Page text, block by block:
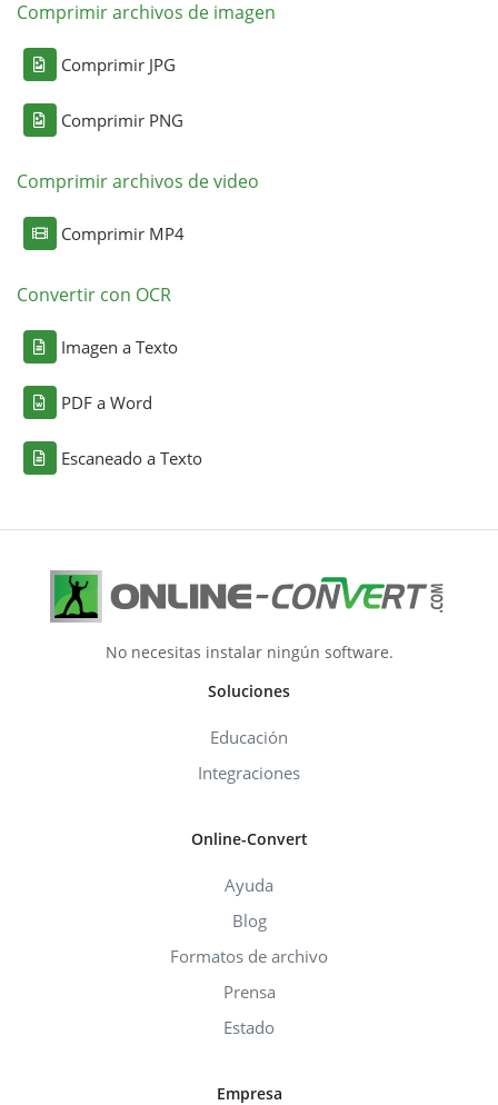
Comprimir archivos de imagen
Comprimir JPG
Comprimir PNG
Comprimir archivos de video
Comprimir MP4
Convertir con OCR
Imagen a Texto
PDF a Word
Escaneado a Texto
No necesitas instalar ningún software.
Soluciones
Educación
Integraciones
Online-Convert
Ayuda
Blog
Formatos de archivo
Prensa
Estado
Empresa